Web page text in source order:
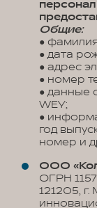
Общие:
●
● дата
● адрес
● номер
● данные
WEY;
●
год
номер и
ООО
ОГРН
121205,